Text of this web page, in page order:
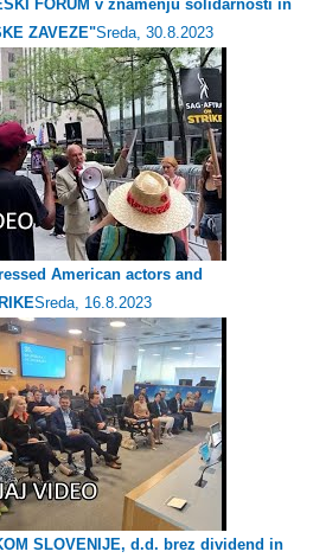
FORUM v znamenju solidarnosti in
ZAVEZE"Sreda, 30.8.2023
American actors and
Sreda, 16.8.2023
SLOVENIJE, d.d. brez dividend in